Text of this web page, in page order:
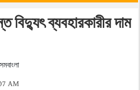
বিদ্যুৎ ব্যবহারকারীর দাম
AM